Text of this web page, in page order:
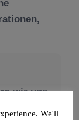
We'll